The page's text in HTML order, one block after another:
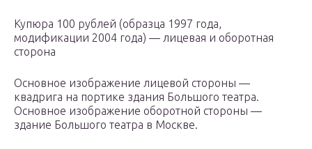
Купюра 100 рублей (образца 1997 года,
модификации 2004 года) — лицевая и оборотная
сторона
Основное изображение лицевой стороны —
квадрига на портике здания Большого театра.
Основное изображение оборотной стороны —
здание Большого театра в Москве.